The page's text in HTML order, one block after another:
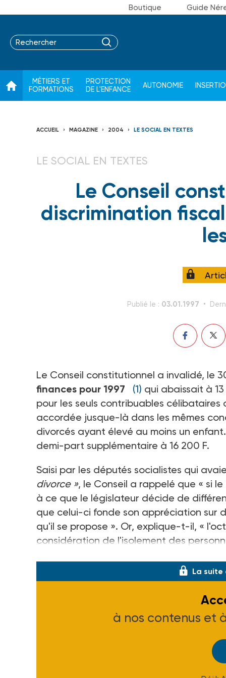
Boutique Guide
MÉTIERS ET
FORMATIONS
PROTECTION
DE L'ENFANCE
AUTONOMIE
ACCUEIL MAGAZINE 2004 LE SOCIAL EN TEXTES
LE SOCIAL EN TEXTES
Le Conseil
discrimination
Publié le : 03.01.1997
Le Conseil constitutionnel a invalidé, le
finances pour 1997
(1) qui abaissait à
pour les seuls contribuables
accordée jusque-là dans les mêmes
divorcés ayant élevé au moins un
demi-part supplémentaire à 16 200 F.
Saisi par les députés socialistes qui
divorce », le Conseil a rappelé que « si
à ce que le législateur décide de
que celui-ci fonde son appréciation sur
qu'il se propose ». Or, explique-t-il, «
considération de l'isolement des
La suite
à nos contenus et